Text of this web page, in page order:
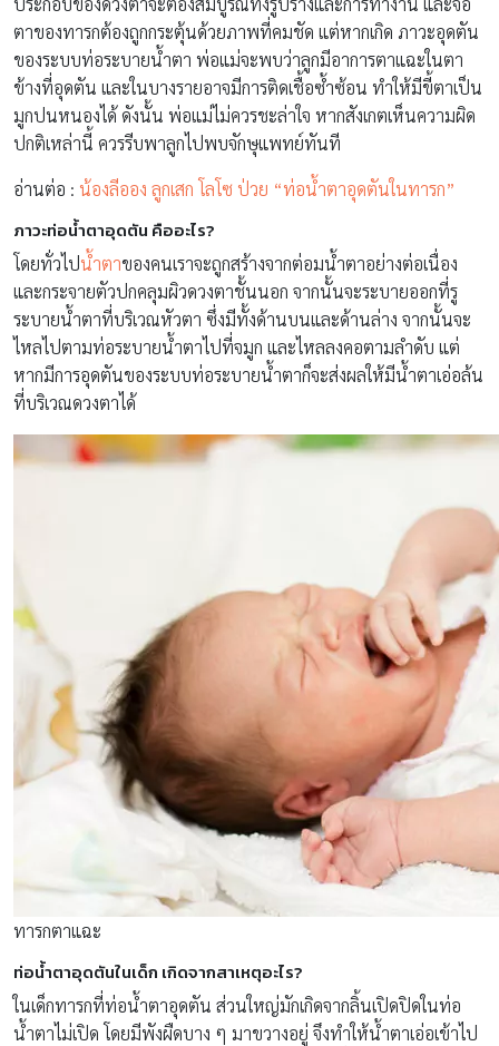
ตาของทารกต้องถูกกระตุ้นด้วยภาพที่คมชัด แต่หากเกิด ภาวะอุดตัน
ของระบบท่อระบายน้ำตา พ่อแม่จะพบว่าลูกมีอาการตาแฉะในตา
ข้างที่อุดตัน และในบางรายอาจมีการติดเชื้อซ้ำซ้อน ทำให้มีขี้ตาเป็น
มูกปนหนองได้ ดังนั้น พ่อแม่ไม่ควรชะล่าใจ หากสังเกตเห็นความผิด
ปกติเหล่านี้ ควรรีบพาลูกไปพบจักษุแพทย์ทันที
อ่านต่อ : น้องลีออง ลูกเสก โลโซ ป่วย “ท่อน้ำตาอุดตันในทารก”
ภาวะท่อน้ำตาอุดตัน คืออะไร?
โดยทั่วไปน้ำตาของคนเราจะถูกสร้างจากต่อมน้ำตาอย่างต่อเนื่อง
และกระจายตัวปกคลุมผิวดวงตาชั้นนอก จากนั้นจะระบายออกที่รู
ระบายน้ำตาที่บริเวณหัวตา ซึ่งมีทั้งด้านบนและด้านล่าง จากนั้นจะ
ไหลไปตามท่อระบายน้ำตาไปที่จมูก และไหลลงคอตามลำดับ แต่
หากมีการอุดตันของระบบท่อระบายน้ำตาก็จะส่งผลให้มีน้ำตาเอ่อล้น
ที่บริเวณดวงตาได้
ทารกตาแฉะ
ท่อน้ำตาอุดตันในเด็ก เกิดจากสาเหตุอะไร?
ในเด็กทารกที่ท่อน้ำตาอุดตัน ส่วนใหญ่มักเกิดจากลิ้นเปิดปิดในท่อ
น้ำตาไม่เปิด โดยมีพังผืดบาง ๆ มาขวางอยู่ จึงทำให้น้ำตาเอ่อเข้าไป